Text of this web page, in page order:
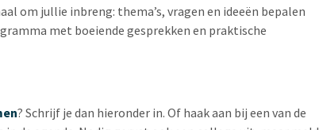
om jullie inbreng: thema’s, vragen en ideeën bepalen
met boeiende gesprekken en praktische
? Schrijf je dan hieronder in. Of haak aan bij een van de